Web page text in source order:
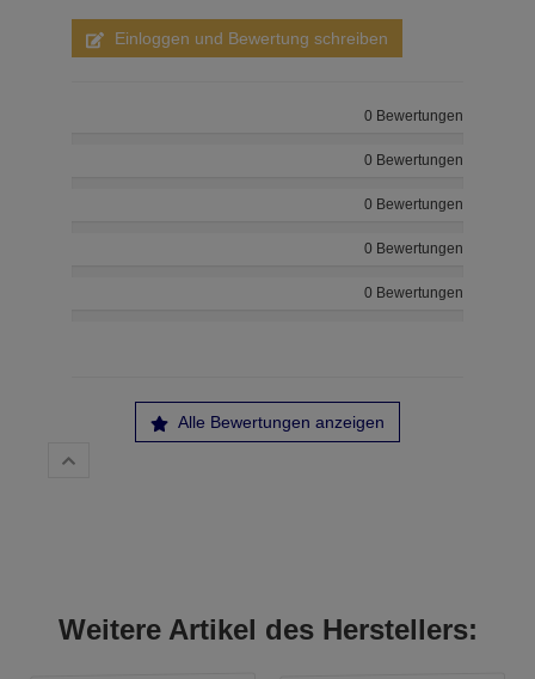
Einloggen und Bewertung schreiben
0 Bewertungen
0 Bewertungen
0 Bewertungen
0 Bewertungen
0 Bewertungen
Alle Bewertungen anzeigen
Weitere Artikel des Herstellers: